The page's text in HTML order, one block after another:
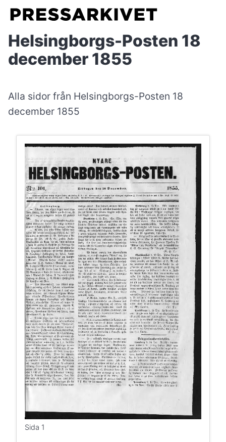
Helsingborgs-Posten 18
december 1855
Alla sidor från Helsingborgs-Posten 18
december 1855
Sida 1